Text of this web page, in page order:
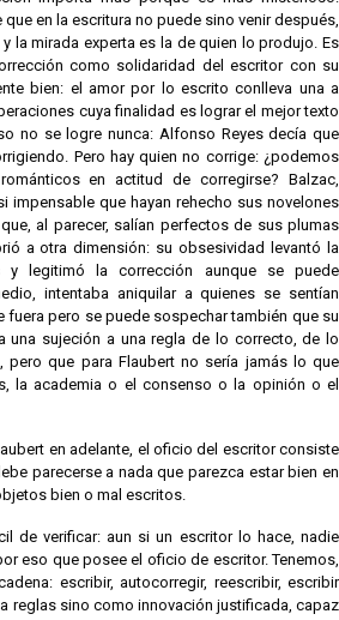
que en la escritura no puede sino venir después,
la mirada experta es la de quien lo produjo. Es
como solidaridad del escritor con su
bien: el amor por lo escrito conlleva una a
cuya finalidad es lograr el mejor texto
no se logre nunca: Alfonso Reyes decía que
Pero hay quien no corrige: ¿podemos
en actitud de corregirse? Balzac,
impensable que hayan rehecho sus novelones
al parecer, salían perfectos de sus plumas
a otra dimensión: su obsesividad levantó la
y legitimó la corrección aunque se puede
intentaba aniquilar a quienes se sentían
pero se puede sospechar también que su
una sujeción a una regla de lo correcto, de lo
pero que para Flaubert no sería jamás lo que
la academia o el consenso o la opinión o el
en adelante, el oficio del escritor consiste
parecerse a nada que parezca estar bien en
bien o mal escritos.
de verificar: aun si un escritor lo hace, nadie
eso que posee el oficio de escritor. Tenemos,
escribir, autocorregir, reescribir, escribir
reglas sino como innovación justificada, capaz